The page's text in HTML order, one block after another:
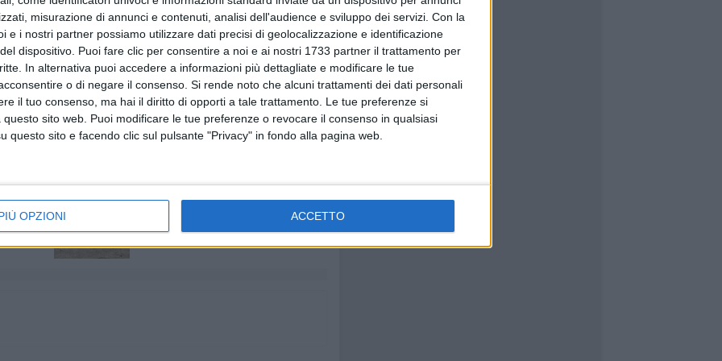
misurazione di annunci e contenuti, analisi dell'audience e sviluppo dei servizi. Con la
e i nostri partner possiamo utilizzare dati precisi di geolocalizzazione e identificazione
dispositivo. Puoi fare clic per consentire a noi e ai nostri 1733 partner il trattamento per
In alternativa puoi accedere a informazioni più dettagliate e modificare le tue
o di negare il consenso. Si rende noto che alcuni trattamenti dei dati personali
il tuo consenso, ma hai il diritto di opporti a tale trattamento. Le tue preferenze si
sito web. Puoi modificare le tue preferenze o revocare il consenso in qualsiasi
questo sito e facendo clic sul pulsante "Privacy" in fondo alla pagina web.
OPZIONI ACCETTO
delle pratiche UMA. Ogni ulteriore rinvio sarebbe
di «un'azione rapida e concreta», affinché
locale, «
non venga messa in ginocchio da ritardi
».
Piazza Aldo Moro, SI-AVS:
«Proroga della scadenza non
cancella ritardi del Comune»